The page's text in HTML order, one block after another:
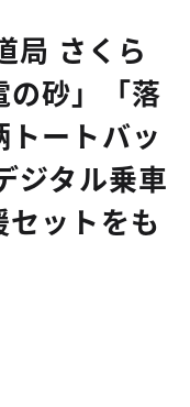
局 さくら
の砂」「落
ートバッ
ジタル乗車
ットをも